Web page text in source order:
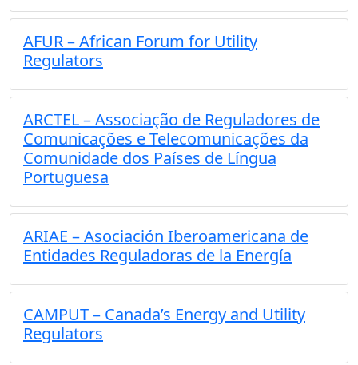
AFUR – African Forum for Utility
Regulators
ARCTEL – Associação de Reguladores de
Comunicações e Telecomunicações da
Comunidade dos Países de Língua
Portuguesa
ARIAE – Asociación Iberoamericana de
Entidades Reguladoras de la Energía
CAMPUT – Canada’s Energy and Utility
Regulators